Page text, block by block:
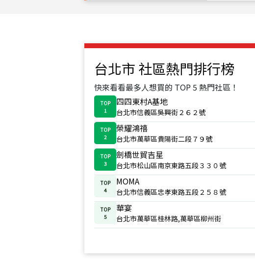
台北市 社區熱門排行榜
快來看看最多人想買的 TOP 5 熱門社區！
TOP
1
四四東村A基地
台北市信義區吳興街２６２號
TOP
2
榮耀鴻禧
台北市萬華區貴陽街二段７９號
TOP
3
劍橋世貿吉星
台北市松山區南京東路五段３３０號
TOP
4
MOMA
台北市信義區忠孝東路五段２５８號
TOP
5
華宴
台北市萬華區桂林路,萬華區柳州街